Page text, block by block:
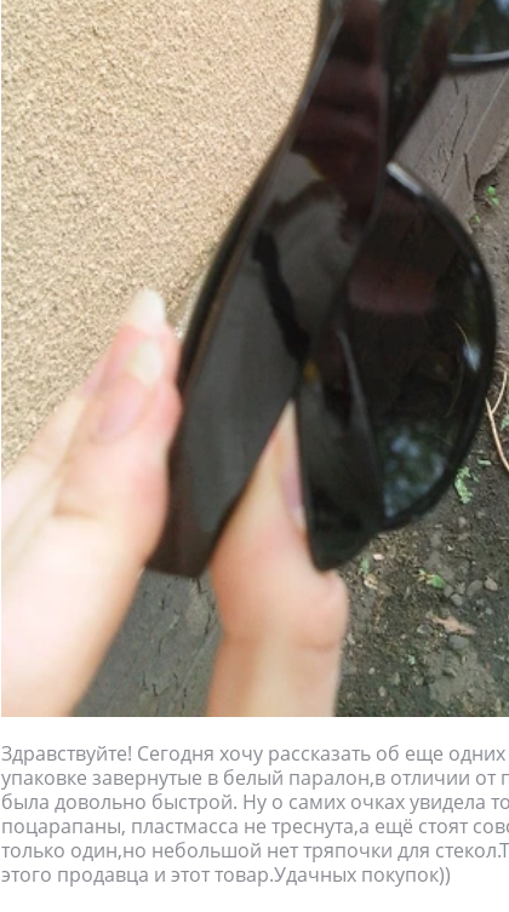
Здравствуйте! Сегодня хочу рассказать об еще
упаковке завернутые в белый паралон,в отличии от
была довольно быстрой. Ну о самих очках увидела
поцарапаны, пластмасса не треснута,а ещё стоят
только один,но небольшой нет тряпочки для
этого продавца и этот товар.Удачных покупок))